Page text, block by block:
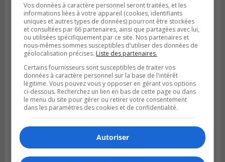
GREENFIELD PARK
Publié le 31 juillet 2026 à 16h45
Des firmes de Longueuil vont participer
aux méga-travaux de l’hôpital Charles-
Le Moyne
Vos données à caractère personnel seront traitées, et les
informations liées à votre appareil (cookies, identifiants
uniques et autres types de données) pourront être stockées
et consultées par 66 partenaires, ainsi que partagées avec lui,
ou utilisées spécifiquement par ce site. Nos partenaires et
nous-mêmes sommes susceptibles d'utiliser des données de
géolocalisation précises. Liste des partenaires.
Certains fournisseurs sont susceptibles de traiter vos
données à caractère personnel sur la base de l'intérêt
légitime. Vous pouvez vous y opposer en gérant vos options
ci-dessous. Recherchez un lien en bas de cette page ou dans
le menu du site pour gérer ou retirer votre consentement
dans les paramètres des cookies et de confidentialité.
Autoriser